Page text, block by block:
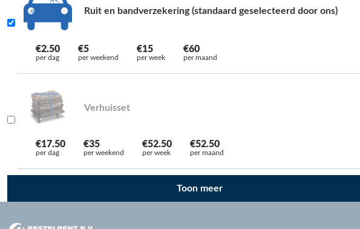
Ruit en bandverzekering (standaard geselecteerd door ons)
€2.50
per dag
€5
per weekend
€15
per week
€60
per maand
Verhuisset
€17.50
per dag
€35
per weekend
€52.50
per week
€52.50
per maand
Toon meer